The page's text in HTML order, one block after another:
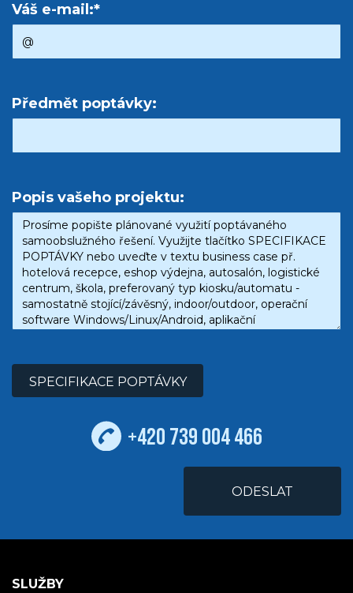
Váš e-mail:*
Předmět poptávky:
Popis vašeho projektu:
SPECIFIKACE POPTÁVKY
+420 739 004 466
SLUŽBY